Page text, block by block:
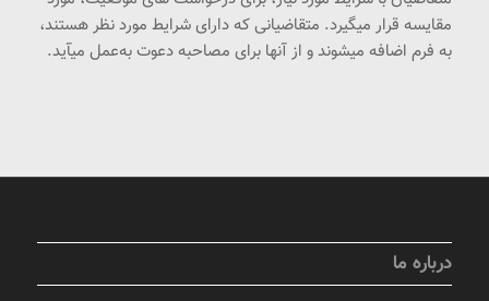
مقایسه قرار میگیرد. متقاضیانی که دارای شرایط مورد نظر هستند،
به فرم اضافه میشوند و از آنها برای مصاحبه دعوت به‌عمل میآید.
درباره ما